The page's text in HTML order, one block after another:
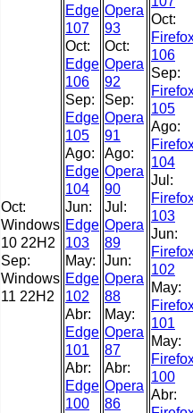
Oct:
Windows
10 22H2
Sep:
Windows
11 22H2
Edge
107
Oct:
Edge
106
Sep:
Edge
105
Ago:
Edge
104
Jun:
Edge
103
May:
Edge
102
Abr:
Edge
101
Abr:
Edge
100
Opera
93
Oct:
Opera
92
Sep:
Opera
91
Ago:
Opera
90
Jul:
Opera
89
Jun:
Opera
88
May:
Opera
87
Abr:
Opera
86
Oct:
106
Sep:
105
Ago:
104
Jul:
103
Jun:
102
May:
101
May:
100
Abr: